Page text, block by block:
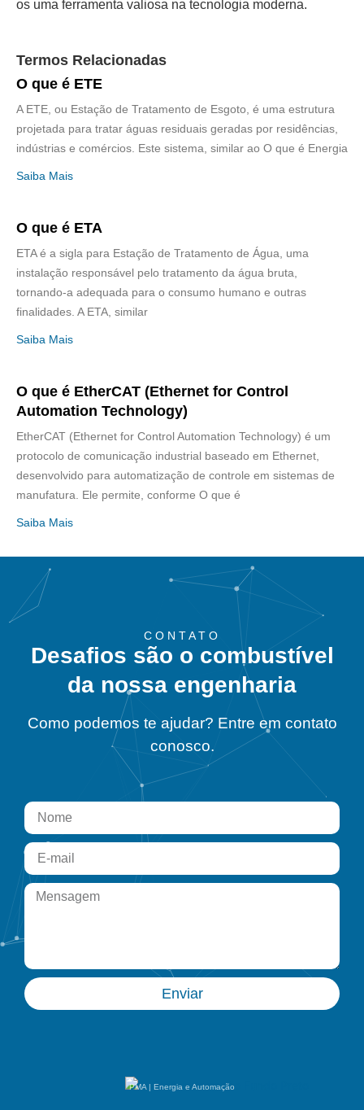
os uma ferramenta valiosa na tecnologia moderna.
Termos Relacionadas
O que é ETE
A ETE, ou Estação de Tratamento de Esgoto, é uma estrutura
projetada para tratar águas residuais geradas por residências,
indústrias e comércios. Este sistema, similar ao O que é Energia
Saiba Mais
O que é ETA
ETA é a sigla para Estação de Tratamento de Água, uma
instalação responsável pelo tratamento da água bruta,
tornando-a adequada para o consumo humano e outras
finalidades. A ETA, similar
Saiba Mais
O que é EtherCAT (Ethernet for Control
Automation Technology)
EtherCAT (Ethernet for Control Automation Technology) é um
protocolo de comunicação industrial baseado em Ethernet,
desenvolvido para automatização de controle em sistemas de
manufatura. Ele permite, conforme O que é
Saiba Mais
CONTATO
Desafios são o combustível
da nossa engenharia
Como podemos te ajudar? Entre em contato
conosco.
Enviar
PMA | Energia e Automação